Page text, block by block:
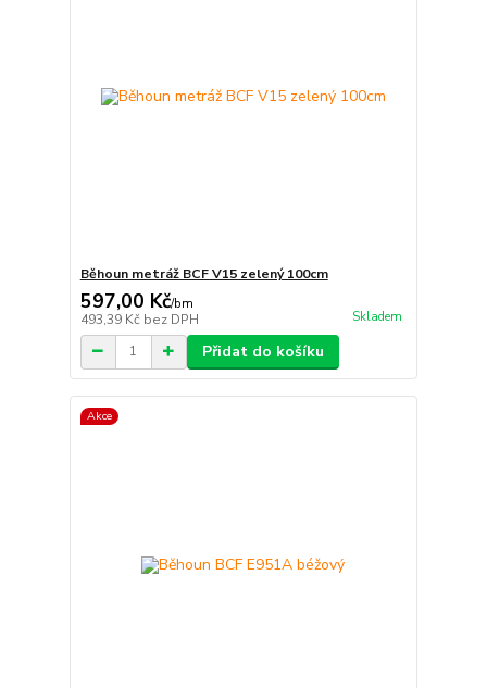
Běhoun metráž BCF V15 zelený 100cm
597,00 Kč/bm
493,39 Kč bez DPH Skladem
Přidat do košíku
Akce